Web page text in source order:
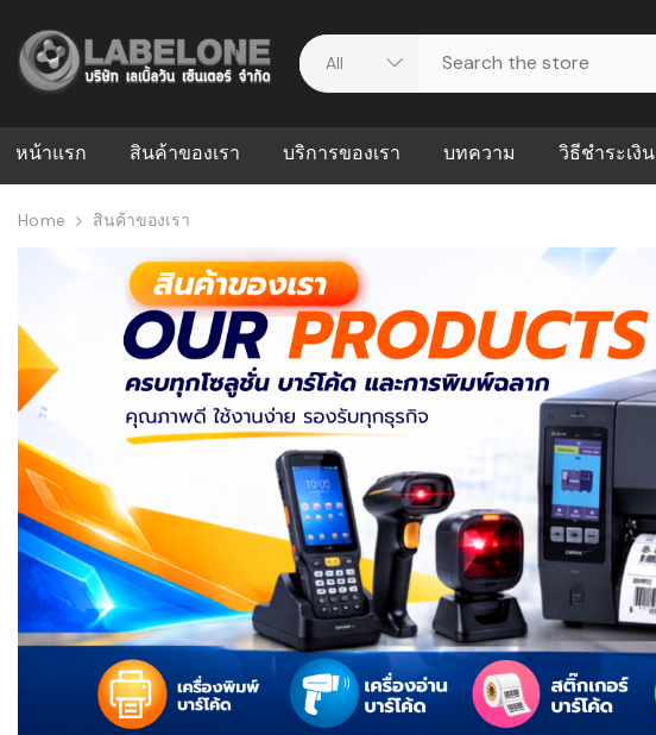
หน้าแรก สินค้าของเรา บริการของเรา
ดาวน์โหลดไดร์เวอร์
วีดีโอแนะนำ
บทความ
บริหารคลังสินค้าที่ช่วยลด
สต็อกแบบ Real-time
ปัญหาคลังสินค้าที่บอกว่า
ธุรกิจของคุณควรเริ่มใช้
WMS กับ ERP ต่างกัน
อย่างไร? ทำไมหลายธุรกิจ
ต้องใช้ร่วมกัน
ใช้ Excel คุมสต็อก กับใช้
WMS ต่างกันอย่างไร?
แบบไหนเหมาะกับธุรกิจที่
กำลังเติบโต
ขั้นตอนการทำงานของ
WMS ตั้งแต่รับสินค้า จัด
วิธีชำระเงิน
Home สินค้าของเรา